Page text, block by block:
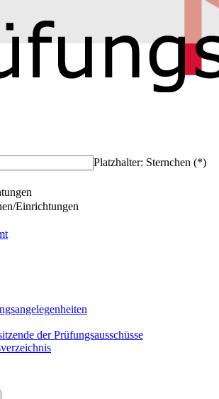
Platzhalter: Sternchen (*)
Einrichtungen
der Prüfungsausschüsse